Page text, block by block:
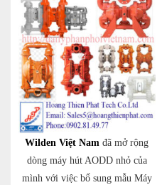
Wilden Việt Nam đã mở rộng
dòng máy hút AODD nhỏ của
mình với việc bổ sung mẫu Máy